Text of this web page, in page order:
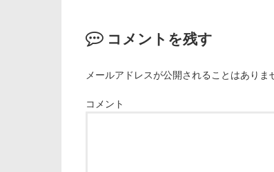
コメントを残す
メールアドレスが公開されることはありま
コメント